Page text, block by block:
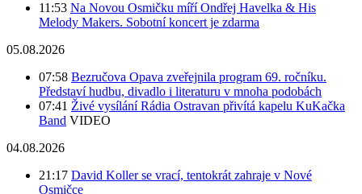
11:53 Na Novou Osmičku míří Ondřej Havelka & His
Melody Makers. Sobotní koncert je zdarma
05.08.2026
07:58 Bezručova Opava zveřejnila program 69. ročníku.
Představí hudbu, divadlo i literaturu v mnoha podobách
07:41 Živé vysílání Rádia Ostravan přivítá kapelu KuKačka
Band VIDEO
04.08.2026
21:17 David Koller se vrací, tentokrát zahraje v Nové
Osmičce